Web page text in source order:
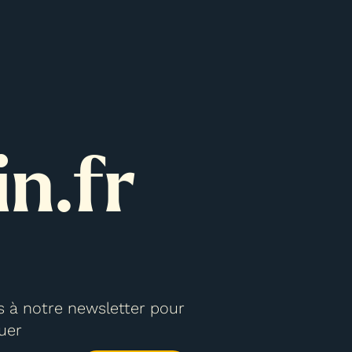
à notre newsletter pour